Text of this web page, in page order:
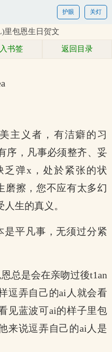
关灯
护眼
里包恩生日贺文
书签 返回目录
主义者，有洁癖的习
序，凡事必须整齐、妥
乏弹x，处於紧张的状
磨擦，您不应有太多幻
生的真义。
是平凡事，无须过分紧
总是会在亲吻过後t1an
逗弄自己的ai人就会看
见蓝波可ai的样子里包
来说逗弄自己的ai人是